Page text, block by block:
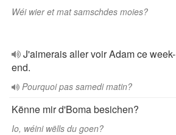
Wéi wier et mat samschdes moies?
J'aimerais aller voir Adam ce week-
end.
Pourquoi pas samedi matin?
Kënne mir d'Boma besichen?
Io, wéini wëlls du goen?